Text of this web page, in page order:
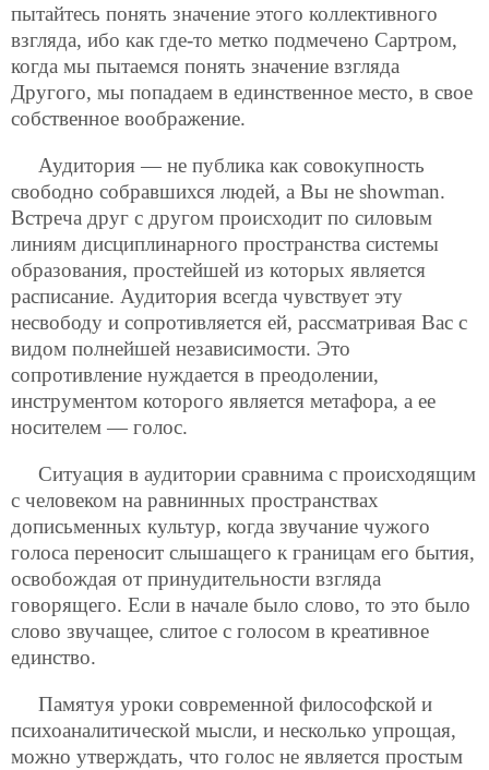
пытайтесь понять значение этого коллективного
взгляда, ибо как где-то метко подмечено Сартром,
когда мы пытаемся понять значение взгляда
Другого, мы попадаем в единственное место, в свое
собственное воображение.
Аудитория — не публика как совокупность
свободно собравшихся людей, а Вы не showman.
Встреча друг с другом происходит по силовым
линиям дисциплинарного пространства системы
образования, простейшей из которых является
расписание. Аудитория всегда чувствует эту
несвободу и сопротивляется ей, рассматривая Вас с
видом полнейшей независимости. Это
сопротивление нуждается в преодолении,
инструментом которого является метафора, а ее
носителем — голос.
Ситуация в аудитории сравнима с происходящим
с человеком на равнинных пространствах
дописьменных культур, когда звучание чужого
голоса переносит слышащего к границам его бытия,
освобождая от принудительности взгляда
говорящего. Если в начале было слово, то это было
слово звучащее, слитое с голосом в креативное
единство.
Памятуя уроки современной философской и
психоаналитической мысли, и несколько упрощая,
можно утверждать, что голос не является простым